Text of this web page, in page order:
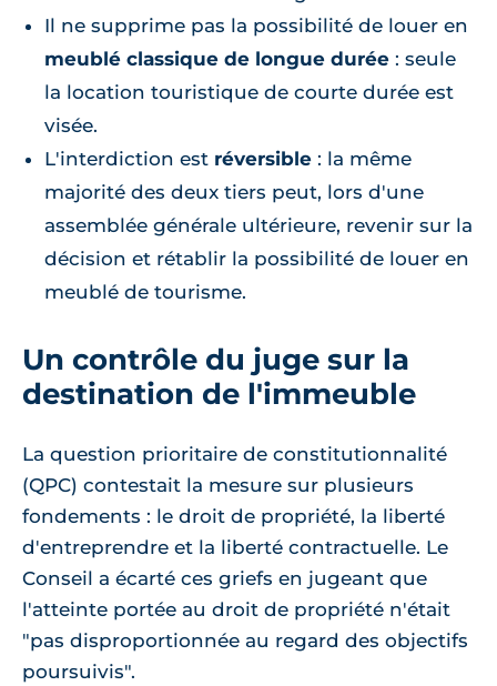
Il ne supprime pas la possibilité de louer en
meublé classique de longue durée : seule
la location touristique de courte durée est
visée.
L'interdiction est réversible : la même
majorité des deux tiers peut, lors d'une
assemblée générale ultérieure, revenir sur la
décision et rétablir la possibilité de louer en
meublé de tourisme.
Un contrôle du juge sur la
destination de l'immeuble
La question prioritaire de constitutionnalité
(QPC) contestait la mesure sur plusieurs
fondements : le droit de propriété, la liberté
d'entreprendre et la liberté contractuelle. Le
Conseil a écarté ces griefs en jugeant que
l'atteinte portée au droit de propriété n'était
"pas disproportionnée au regard des objectifs
poursuivis".